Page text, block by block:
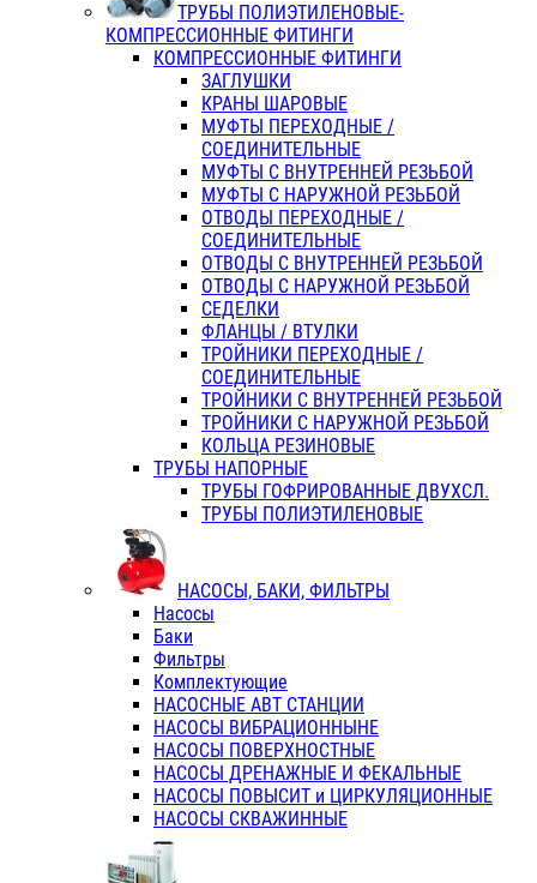
ТРУБЫ ПОЛИЭТИЛЕНОВЫЕ-
КОМПРЕССИОННЫЕ ФИТИНГИ
КОМПРЕССИОННЫЕ ФИТИНГИ
ЗАГЛУШКИ
КРАНЫ ШАРОВЫЕ
МУФТЫ ПЕРЕХОДНЫЕ /
СОЕДИНИТЕЛЬНЫЕ
МУФТЫ С ВНУТРЕННЕЙ РЕЗЬБОЙ
МУФТЫ С НАРУЖНОЙ РЕЗЬБОЙ
ОТВОДЫ ПЕРЕХОДНЫЕ /
СОЕДИНИТЕЛЬНЫЕ
ОТВОДЫ С ВНУТРЕННЕЙ РЕЗЬБОЙ
ОТВОДЫ С НАРУЖНОЙ РЕЗЬБОЙ
СЕДЕЛКИ
ФЛАНЦЫ / ВТУЛКИ
ТРОЙНИКИ ПЕРЕХОДНЫЕ /
СОЕДИНИТЕЛЬНЫЕ
ТРОЙНИКИ С ВНУТРЕННЕЙ РЕЗЬБОЙ
ТРОЙНИКИ С НАРУЖНОЙ РЕЗЬБОЙ
КОЛЬЦА РЕЗИНОВЫЕ
ТРУБЫ НАПОРНЫЕ
ТРУБЫ ГОФРИРОВАННЫЕ ДВУХСЛ.
ТРУБЫ ПОЛИЭТИЛЕНОВЫЕ
НАСОСЫ, БАКИ, ФИЛЬТРЫ
Насосы
Баки
Фильтры
Комплектующие
НАСОСНЫЕ АВТ СТАНЦИИ
НАСОСЫ ВИБРАЦИОННЫНЕ
НАСОСЫ ПОВЕРХНОСТНЫЕ
НАСОСЫ ДРЕНАЖНЫЕ И ФЕКАЛЬНЫЕ
НАСОСЫ ПОВЫСИТ и ЦИРКУЛЯЦИОННЫЕ
НАСОСЫ СКВАЖИННЫЕ